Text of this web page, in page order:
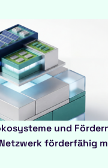
und
förderfähig